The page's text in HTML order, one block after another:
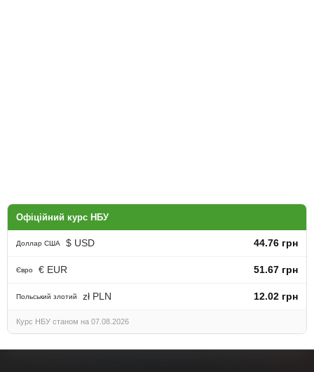
Офіційний курс НБУ
Доллар США $ USD 44.76 грн
Євро € EUR 51.67 грн
Польський злотий zł PLN 12.02 грн
Курс НБУ станом на 07.08.2026